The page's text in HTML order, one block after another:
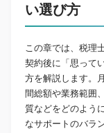
い選び方
この章では、税理
契約後に「思って
方を解説します。
間総額や業務範囲
質などをどのよう
なサポートのバラ